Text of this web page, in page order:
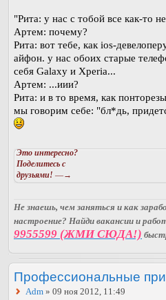
"Рита: у нас с тобой все как-то
Артем: почему?
Рита: вот тебе, как ios-
айфон. у нас обоих старые
себя Galaxy и Xperia...
Артем: ...иии?
Рита: и в то время, как
мы говорим себе: "бл*дь,
Это интересно?
Поделитесь с
друзьями! —→
Не знаешь, чем заняться и как
настроение? Найди вакансии и
9955599 (ЖМИ СЮДА!)
Профессиональные
Adm » 09 ноя 2012, 11:49